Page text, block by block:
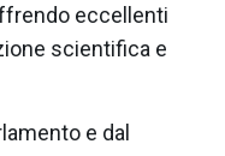
eccellenti
scientifica e
e dal